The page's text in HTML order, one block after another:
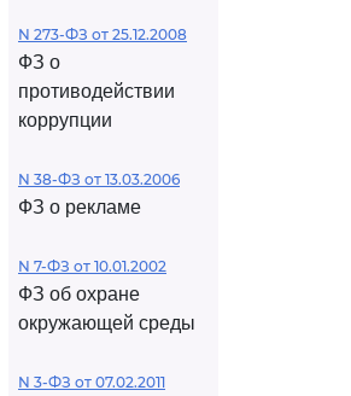
N 273-ФЗ от 25.12.2008
ФЗ о
противодействии
коррупции
N 38-ФЗ от 13.03.2006
ФЗ о рекламе
N 7-ФЗ от 10.01.2002
ФЗ об охране
окружающей среды
N 3-ФЗ от 07.02.2011